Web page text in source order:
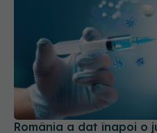
România a dat înapoi o
lupta cu rujeola. Dr.
Riscăm din nou decese!